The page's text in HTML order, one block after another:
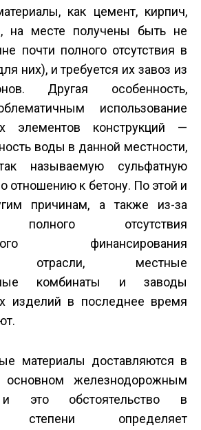
как цемент, кирпич,
на месте получены быть не
почти полного отсутствия в
них), и требуется их завоз из
Другая особенность,
использование
элементов конструкций —
воды в данной местности,
называемую сульфатную
отношению к бетону. По этой и
причинам, а также из-за
полного отсутствия
финансирования
отрасли, местные
комбинаты и заводы
изделий в последнее время
материалы доставляются в
железнодорожным
и это обстоятельство в
степени определяет